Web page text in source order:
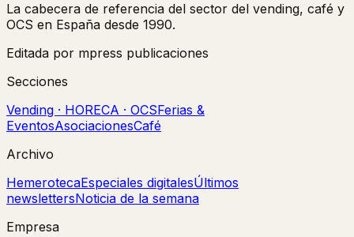
La cabecera de referencia del sector del vending, café y
OCS en España desde 1990.
Editada por mpress publicaciones
Secciones
Vending · HORECA · OCSFerias &
EventosAsociacionesCafé
Archivo
HemerotecaEspeciales digitalesÚltimos
newslettersNoticia de la semana
Empresa